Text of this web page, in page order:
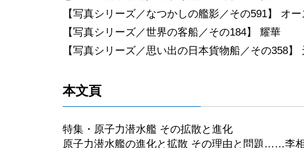
【写真シリーズ／なつかしの艦影／その591】 オ
【写真シリーズ／世界の客船／その184】 耀華
【写真シリーズ／思い出の日本貨物船／その358
本文頁
特集・原子力潜水艦 その拡散と進化
原子力潜水艦の進化と拡散 その理由と問題……李